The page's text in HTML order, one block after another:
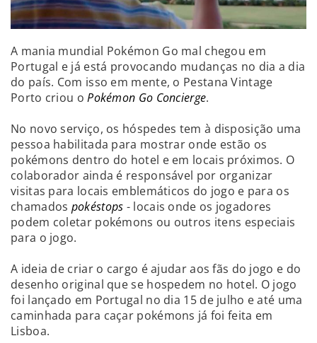
A mania mundial Pokémon Go mal chegou em
Portugal e já está provocando mudanças no dia a dia
do país. Com isso em mente, o Pestana Vintage
Porto criou oPokémon Go Concierge.
No novo serviço, os hóspedes tem à disposição uma
pessoa habilitada para mostrar onde estão os
pokémons dentro do hotel e em locais próximos. O
colaborador ainda é responsável por organizar
visitas para locais emblemáticos do jogo e para os
chamados pokéstops - locais onde os jogadores
podem coletar pokémons ou outros itens especiais
para o jogo.
A ideia de criar o cargo é ajudar aos fãs do jogo e do
desenho original que se hospedem no hotel. O jogo
foi lançado em Portugal no dia 15 de julho e até uma
caminhada para caçar pokémons já foi feita em
Lisboa.